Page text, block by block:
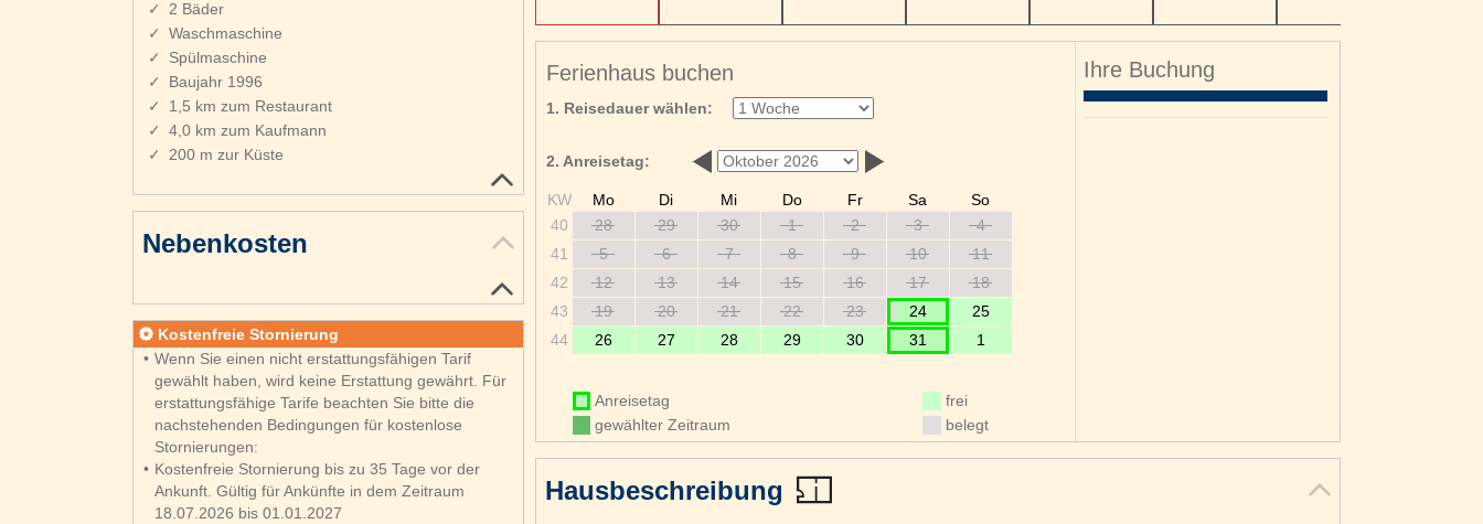
Ferienhaus buchen
1. Reisedauer wählen:
2. Anreisetag:
KW Mo Di Mi Do Fr Sa
So
40
28 29 30 1 2 3
4
41
5 6 7 8 9 10
11
42
12 13 14 15 16 17
18
43
19 20 21 22 23 24
25
44
26 27 28 29 30 31 1
Anreisetag
gewählter Zeitraum
frei
belegt
Ihre Buchung
Hausbeschreibung
2 Bäder
Waschmaschine
Spülmaschine
Baujahr 1996
1,5 km zum Restaurant
4,0 km zum Kaufmann
200 m zur Küste
Nebenkosten
Kostenfreie Stornierung
Wenn Sie einen nicht erstattungsfähigen Tarif
gewählt haben, wird keine Erstattung gewährt. Für
erstattungsfähige Tarife beachten Sie bitte die
nachstehenden Bedingungen für kostenlose
Stornierungen:
Kostenfreie Stornierung bis zu 35 Tage vor der
Ankunft. Gültig für Ankünfte in dem Zeitraum
18.07.2026 bis 01.01.2027